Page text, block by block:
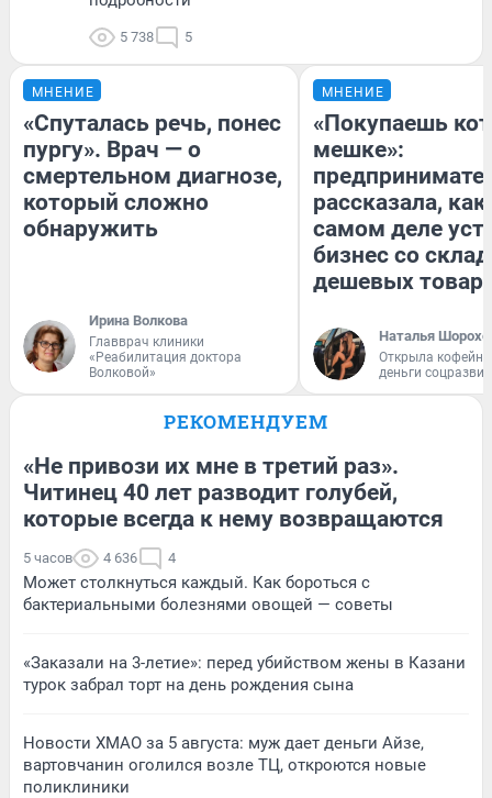
5 738 5
МНЕНИЕ
«Спуталась речь, понес
пургу». Врач — о
смертельном диагнозе,
который сложно
обнаружить
Ирина Волкова
Главврач клиники
«Реабилитация доктора
Волковой»
МНЕНИЕ
«Покупаешь
мешке»:
рассказала, как
самом деле
бизнес со
дешевых
Наталья
Открыла
деньги
РЕКОМЕНДУЕМ
«Не привози их мне в третий раз».
Читинец 40 лет разводит голубей,
которые всегда к нему возвращаются
5 часов 4 636 4
Может столкнуться каждый. Как бороться с
бактериальными болезнями овощей — советы
«Заказали на 3-летие»: перед убийством жены в Казани
турок забрал торт на день рождения сына
Новости ХМАО за 5 августа: муж дает деньги Айзе,
вартовчанин оголился возле ТЦ, откроются новые
поликлиники